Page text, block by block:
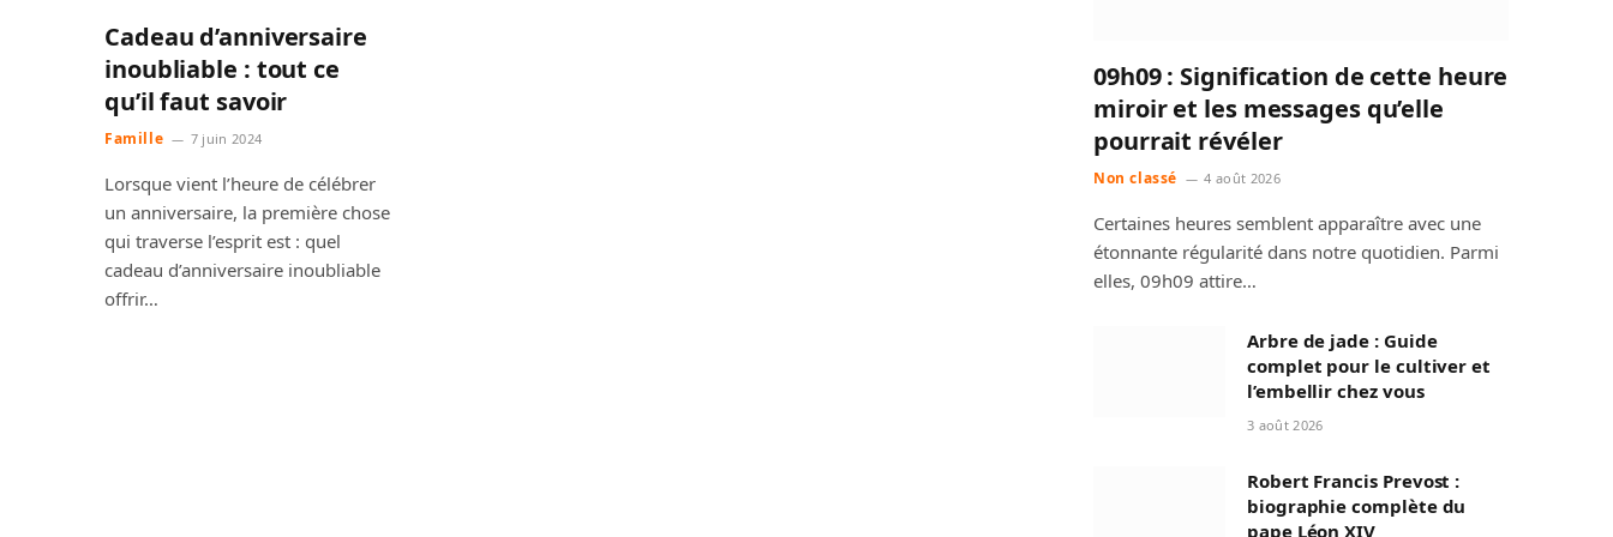
Cadeau d’anniversaire
inoubliable : tout ce
qu’il faut savoir
Famille 7 juin 2024
Lorsque vient l’heure de célébrer
un anniversaire, la première chose
qui traverse l’esprit est : quel
cadeau d’anniversaire inoubliable
offrir…
09h09 : Signification de cette heure
miroir et les messages qu’elle
pourrait révéler
Non classé 4 août 2026
Certaines heures semblent apparaître avec une
étonnante régularité dans notre quotidien. Parmi
elles, 09h09 attire…
Arbre de jade : Guide
complet pour le cultiver et
l’embellir chez vous
3 août 2026
Robert Francis Prevost :
biographie complète du
pape Léon XIV